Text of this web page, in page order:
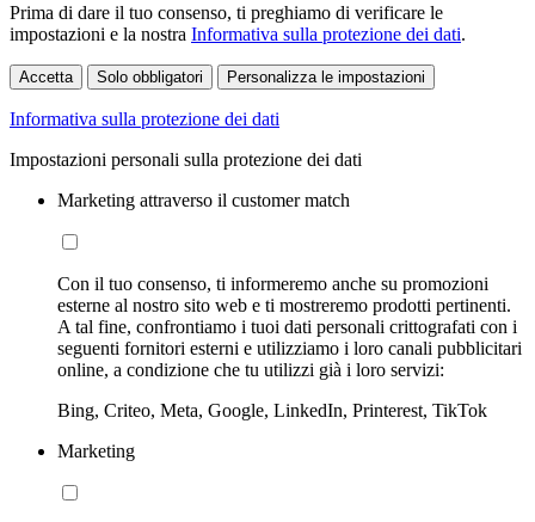
Prima di dare il tuo consenso, ti preghiamo di verificare le
impostazioni e la nostra Informativa sulla protezione dei dati.
Accetta Solo obbligatori Personalizza le impostazioni
Informativa sulla protezione dei dati
Impostazioni personali sulla protezione dei dati
Marketing attraverso il customer match
Con il tuo consenso, ti informeremo anche su promozioni
esterne al nostro sito web e ti mostreremo prodotti pertinenti.
A tal fine, confrontiamo i tuoi dati personali crittografati con i
seguenti fornitori esterni e utilizziamo i loro canali pubblicitari
online, a condizione che tu utilizzi già i loro servizi:
Bing, Criteo, Meta, Google, LinkedIn, Printerest, TikTok
Marketing